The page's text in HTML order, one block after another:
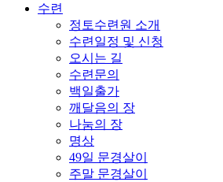
수련
정토수련원 소개
수련일정 및 신청
오시는 길
수련문의
백일출가
깨달음의 장
나눔의 장
명상
49일 문경살이
주말 문경살이